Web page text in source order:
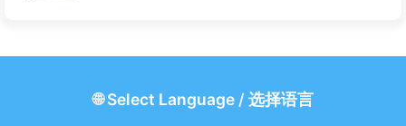
🌐Select Language/ 选择语言